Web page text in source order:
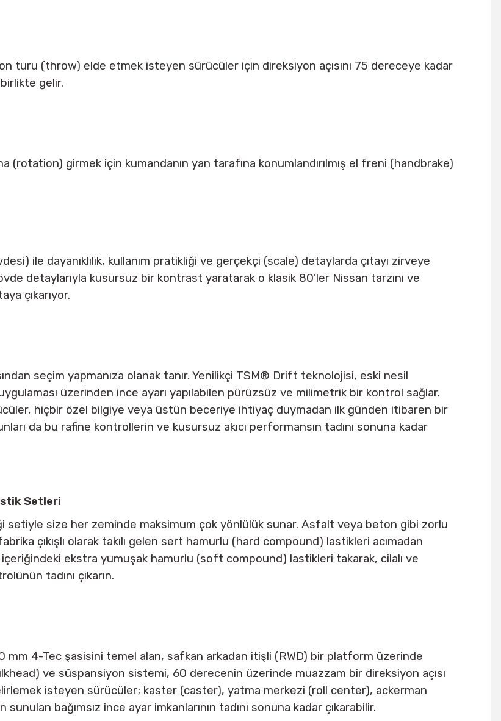
turu (throw) elde etmek isteyen sürücüler için direksiyon açısını 75 dereceye kadar
gelir.
(rotation) girmek için kumandanın yan tarafına konumlandırılmış el freni (handbrake)
ile dayanıklılık, kullanım pratikliği ve gerçekçi (scale) detaylarda çıtayı zirveye
detaylarıyla kusursuz bir kontrast yaratarak o klasik 80'ler Nissan tarzını ve
çıkarıyor.
seçim yapmanıza olanak tanır. Yenilikçi TSM® Drift teknolojisi, eski nesil
üzerinden ince ayarı yapılabilen pürüzsüz ve milimetrik bir kontrol sağlar.
hiçbir özel bilgiye veya üstün beceriye ihtiyaç duymadan ilk günden itibaren bir
da bu rafine kontrollerin ve kusursuz akıcı performansın tadını sonuna kadar
Setleri
setiyle size her zeminde maksimum çok yönlülük sunar. Asfalt veya beton gibi zorlu
çıkışlı olarak takılı gelen sert hamurlu (hard compound) lastikleri acımadan
ekstra yumuşak hamurlu (soft compound) lastikleri takarak, cilalı ve
tadını çıkarın.
mm 4-Tec şasisini temel alan, safkan arkadan itişli (RWD) bir platform üzerinde
ve süspansiyon sistemi, 60 derecenin üzerinde muazzam bir direksiyon açısı
isteyen sürücüler; kaster (caster), yatma merkezi (roll center), ackerman
bağımsız ince ayar imkanlarının tadını sonuna kadar çıkarabilir.